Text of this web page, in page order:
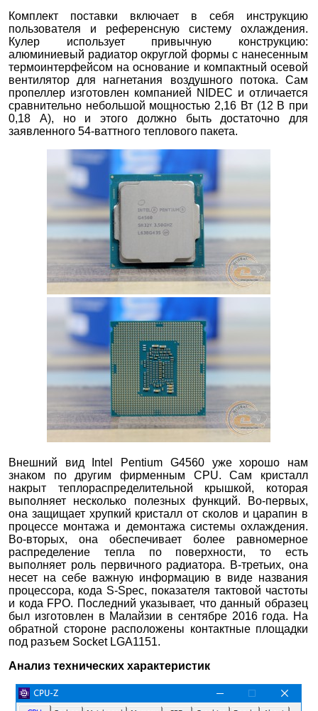
Комплект поставки включает в себя инструкцию
пользователя и референсную систему охлаждения.
Кулер использует привычную конструкцию:
алюминиевый радиатор округлой формы с нанесенным
термоинтерфейсом на основание и компактный осевой
вентилятор для нагнетания воздушного потока. Сам
пропеллер изготовлен компанией NIDEC и отличается
сравнительно небольшой мощностью 2,16 Вт (12 В при
0,18 А), но и этого должно быть достаточно для
заявленного 54-ваттного теплового пакета.
Внешний вид Intel Pentium G4560 уже хорошо нам
знаком по другим фирменным CPU. Сам кристалл
накрыт теплораспределительной крышкой, которая
выполняет несколько полезных функций. Во-первых,
она защищает хрупкий кристалл от сколов и царапин в
процессе монтажа и демонтажа системы охлаждения.
Во-вторых, она обеспечивает более равномерное
распределение тепла по поверхности, то есть
выполняет роль первичного радиатора. В-третьих, она
несет на себе важную информацию в виде названия
процессора, кода S-Spec, показателя тактовой частоты
и кода FPO. Последний указывает, что данный образец
был изготовлен в Малайзии в сентябре 2016 года. На
обратной стороне расположены контактные площадки
под разъем Socket LGA1151.
Анализ технических характеристик